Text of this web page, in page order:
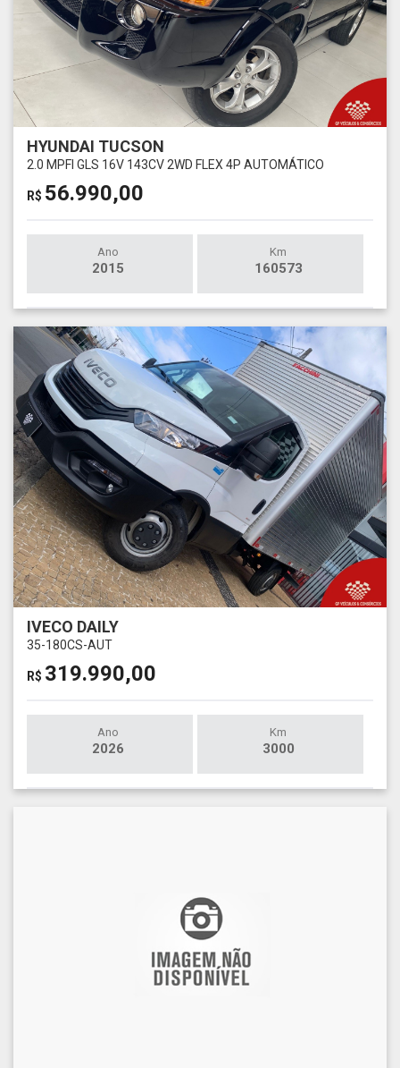
HYUNDAI TUCSON
2.0 MPFI GLS 16V 143CV 2WD FLEX 4P AUTOMÁTICO
R$ 56.990,00
Ano
2015
Km
160573
IVECO DAILY
35-180CS-AUT
R$ 319.990,00
Ano
2026
Km
3000